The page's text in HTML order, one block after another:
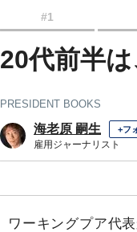
#1
20代前半
PRESIDENT BOOKS
海老原 嗣生 +フ
雇用ジャーナリスト
ワーキングプア代